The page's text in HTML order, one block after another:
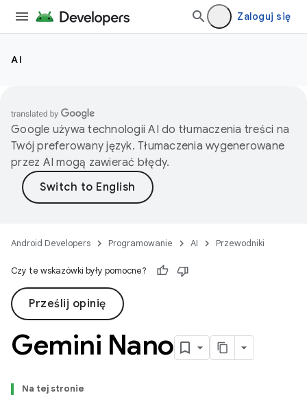
Zaloguj się
AI
Google używa technologii AI do tłumaczenia treści na
Twój preferowany język. Tłumaczenia wygenerowane
przez AI mogą zawierać błędy.
Android Developers Programowanie AI Przewodniki
Czy te wskazówki były pomocne?
Prześlij opinię
Gemini Nano
Na tej stronie